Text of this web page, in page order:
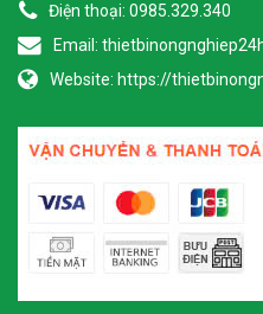
Điện thoại: 0985.329.340
Email:
Website: https://